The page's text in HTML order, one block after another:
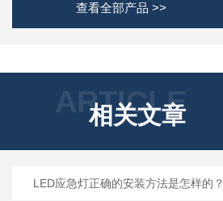
查看全部产品 >>
ARTICLE
相关文章
LED应急灯正确的安装方法是怎样的？